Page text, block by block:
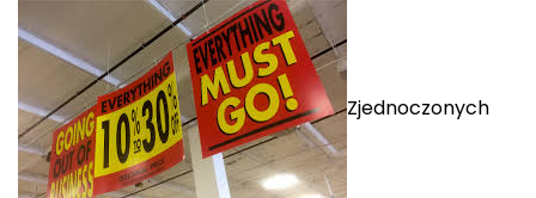
Zjednoczonych